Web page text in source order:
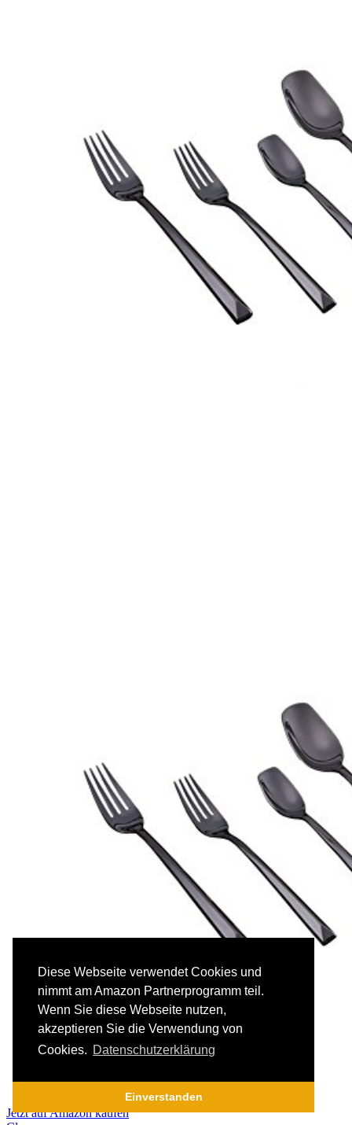
Diese Webseite verwendet Cookies und
nimmt am Amazon Partnerprogramm teil.
Wenn Sie diese Webseite nutzen,
akzeptieren Sie die Verwendung von
Cookies. Datenschutzerklärung
Einverstanden
Jetzt auf Amazon kaufen